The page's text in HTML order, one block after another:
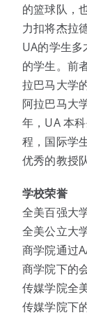
的篮球队，
力扣将杰拉
UA的学生
的学生。前
拉巴马大学
阿拉巴马大
年，UA 本
程，国际学
优秀的教授
学校荣誉
全美百强大
全美公立大
商学院通过
商学院下的
传媒学院全
传媒学院下